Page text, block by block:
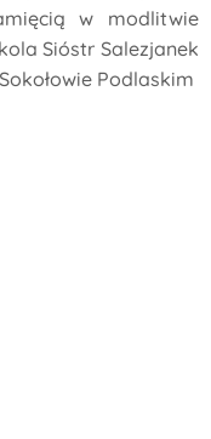
w modlitwie
Sióstr Salezjanek
Podlaskim